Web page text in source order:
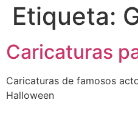
Etiqueta:
Caricaturas
Caricaturas de famosos
Halloween